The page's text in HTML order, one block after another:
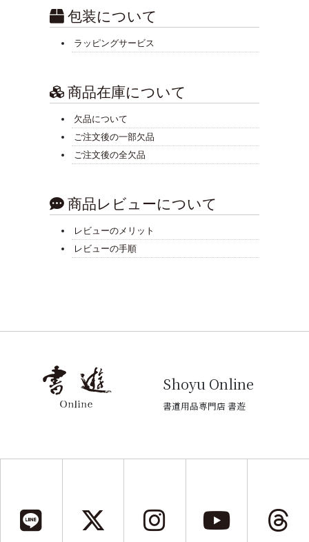
包装について
ラッピングサービス
商品在庫について
欠品について
ご注文後の一部欠品
ご注文後の全欠品
商品レビューについて
レビューのメリット
レビューの手順
Shoyu Online
書道用品専門店 書遊